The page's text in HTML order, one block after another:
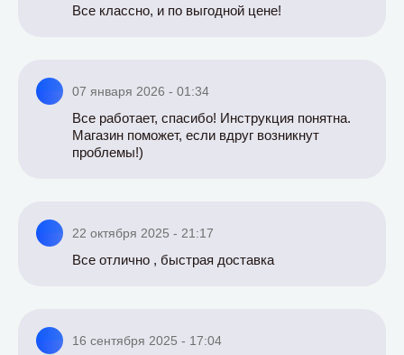
Все классно, и по выгодной цене!
07 января 2026 - 01:34
Все работает, спасибо! Инструкция понятна.
Магазин поможет, если вдруг возникнут
проблемы!)
22 октября 2025 - 21:17
Все отлично , быстрая доставка
16 сентября 2025 - 17:04